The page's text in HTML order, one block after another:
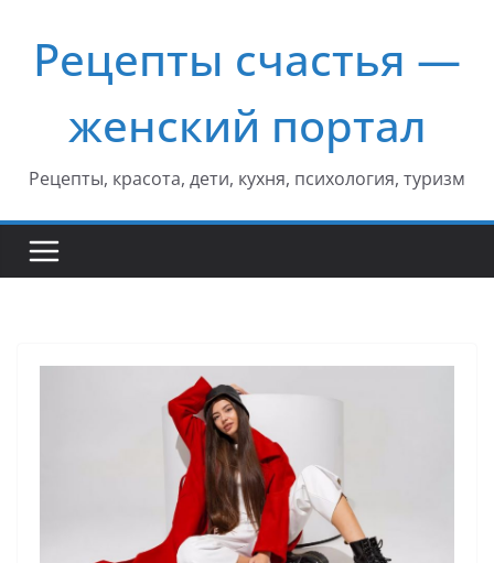
содержимому
Рецепты счастья —
женский портал
Рецепты, красота, дети, кухня, психология, туризм